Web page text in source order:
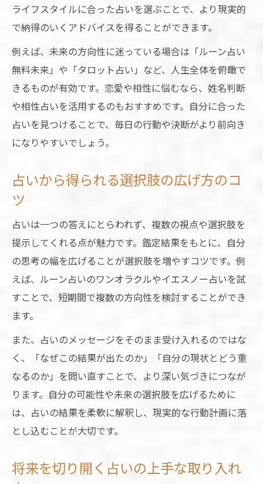
ライフスタイルに合った占いを選ぶことで、より現実的
で納得のいくアドバイスを得ることができます。
例えば、未来の方向性に迷っている場合は「ルーン占い
無料未来」や「タロット占い」など、人生全体を俯瞰で
きるものが有効です。恋愛や相性に悩むなら、姓名判断
や相性占いを活用するのもおすすめです。自分に合った
占いを見つけることで、毎日の行動や決断がより前向き
になりやすいでしょう。
占いから得られる選択肢の広げ方のコ
ツ
占いは一つの答えにとらわれず、複数の視点や選択肢を
提示してくれる点が魅力です。鑑定結果をもとに、自分
の思考の幅を広げることが選択肢を増やすコツです。例
えば、ルーン占いのワンオラクルやイエスノー占いを試
すことで、短期間で複数の方向性を検討することができ
ます。
また、占いのメッセージをそのまま受け入れるのではな
く、「なぜこの結果が出たのか」「自分の現状とどう重
なるのか」を問い直すことで、より深い気づきにつなが
ります。自分の可能性や未来の選択肢を広げるために
は、占いの結果を柔軟に解釈し、現実的な行動計画に落
とし込むことが大切です。
将来を切り開く占いの上手な取り入れ